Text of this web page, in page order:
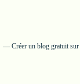
Créer un blog gratuit